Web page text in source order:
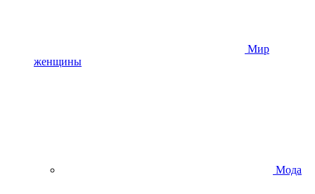
Мир
женщины
Мода